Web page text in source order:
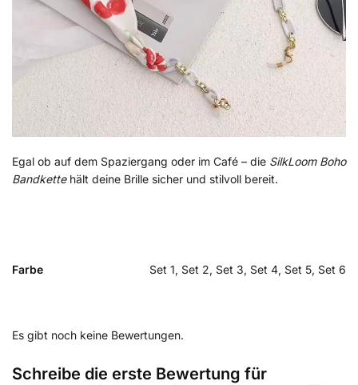
Egal ob auf dem Spaziergang oder im Café – die SilkLoom Boho
Bandkettehält deine Brille sicher und stilvoll bereit.
Farbe Set 1, Set 2, Set 3, Set 4, Set 5, Set 6
Es gibt noch keine Bewertungen.
Schreibe die erste Bewertung für